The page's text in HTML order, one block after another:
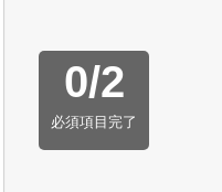
0/2
必須項目完了